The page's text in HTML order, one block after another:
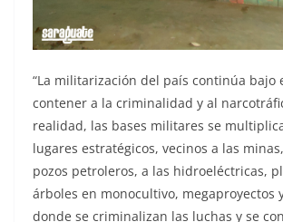
“La militarización del país continúa bajo
contener a la criminalidad y al
realidad, las bases militares se
lugares estratégicos, vecinos a las
pozos petroleros, a las hidroeléctricas,
árboles en monocultivo, megaproyectos
donde se criminalizan las luchas y se